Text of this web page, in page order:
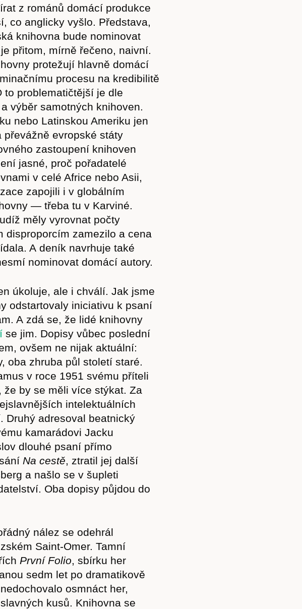
Akce
z románů domácí produkce
co anglicky vyšlo. Představa,
knihovna bude nominovat
přitom, mírně řečeno, naivní.
protežují hlavně domácí
procesu na kredibilitě
to problematičtější je dle
výběr samotných knihoven.
nebo Latinskou Ameriku jen
evropské státy
zastoupení knihoven
jasné, proč pořadatelé
v celé Africe nebo Asii,
zapojili i v globálním
— třeba tu v Karviné.
měly vyrovnat počty
disproporcím zamezilo a cena
A deník navrhuje také
nominovat domácí autory.
úkoluje, ale i chválí. Jak jsme
odstartovaly iniciativu k psaní
A zdá se, že lidé knihovny
se jim. Dopisy vůbec poslední
ovšem ne nijak aktuální:
oba zhruba půl století staré.
v roce 1951 svému příteli
že by se měli více stýkat. Za
intelektuálních
Druhý adresoval beatnický
kamarádovi Jacku
dlouhé psaní přímo
Na cestě, ztratil jej další
a našlo se v šupleti
Oba dopisy půjdou do
nález se odehrál
Saint-Omer. Tamní
První Folio, sbírku her
sedm let po dramatikově
osmnáct her,
kusů. Knihovna se